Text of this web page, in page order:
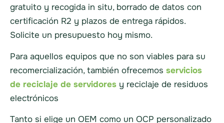
gratuito y recogida in situ, borrado de datos con
certificación R2 y plazos de entrega rápidos.
Solicite un presupuesto hoy mismo.
Para aquellos equipos que no son viables para su
recomercialización, también ofrecemos servicios
de reciclaje de servidores y reciclaje de residuos
electrónicos
Tanto si elige un OEM como un OCP personalizado